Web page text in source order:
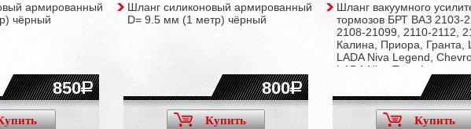
армированный
чёрный
850
Шланг силиконовый армированный
D= 9.5 мм (1 метр) чёрный
800
Купить
Шланг вакуумного
тормозов БРТ ВАЗ 2103-
2108-21099, 2110-2112,
Калина, Приора, Гранта,
LADA Niva Legend,
LADA Niva Travel
Купить